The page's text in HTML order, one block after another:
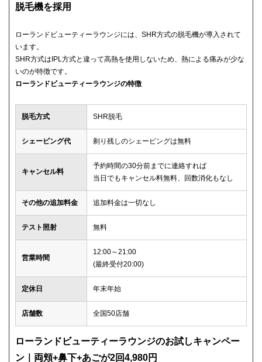
脱毛機を採用
ローランドビューティーラウンジには、SHR方式の脱毛機が導入されて
います。
SHR方式はIPL方式と違って高熱を使用しないため、熱による痛みが少な
いのが特徴です。
ローランドビューティーラウンジの特徴
脱毛方式 SHR脱毛
シェービング代 剃り残しのシェービングは無料
キャンセル料
予約時間の30分前までに連絡すれば
当日でもキャンセル料無料、回数消化もなし
その他の追加料金 追加料金は一切なし
テスト照射 無料
営業時間
12:00～21:00
(最終受付20:00)
定休日 年末年始
店舗数 全国50店舗
ローランドビューティーラウンジのお試しキャンペー
ン｜両頬+鼻下+あごが2回4,980円